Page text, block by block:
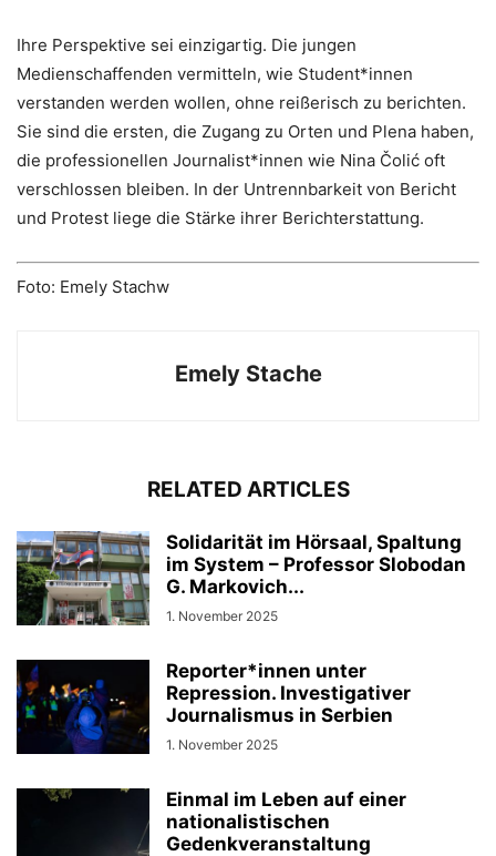
Ihre Perspektive sei einzigartig. Die jungen
Medienschaffenden vermitteln, wie Student*innen
verstanden werden wollen, ohne reißerisch zu berichten.
Sie sind die ersten, die Zugang zu Orten und Plena haben,
die professionellen Journalist*innen wie Nina Čolić oft
verschlossen bleiben. In der Untrennbarkeit von Bericht
und Protest liege die Stärke ihrer Berichterstattung.
Foto: Emely Stachw
Emely Stache
RELATED ARTICLES
Solidarität im Hörsaal, Spaltung
im System – Professor Slobodan
G. Markovich...
1. November 2025
Reporter*innen unter
Repression. Investigativer
Journalismus in Serbien
1. November 2025
Einmal im Leben auf einer
nationalistischen
Gedenkveranstaltung